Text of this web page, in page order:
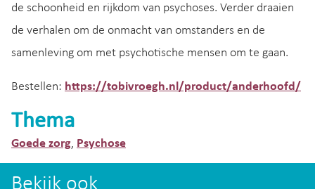
de schoonheid en rijkdom van psychoses. Verder draaien
de verhalen om de onmacht van omstanders en de
samenleving om met psychotische mensen om te gaan.
Bestellen: https://tobivroegh.nl/product/anderhoofd/
Thema
Goede zorg, Psychose
Bekijk ook